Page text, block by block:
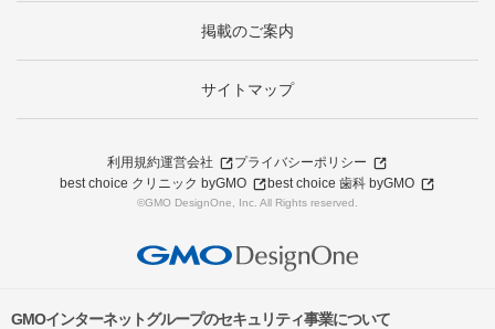
掲載のご案内
サイトマップ
利用規約運営会社
プライバシーポリシー
best choice クリニック byGMO
best choice 歯科 byGMO
©GMO DesignOne, Inc. All Rights reserved.
GMOインターネットグループのセキュリティ事業について